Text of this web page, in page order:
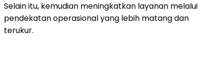
Selain itu, kemudian meningkatkan layanan melalui
pendekatan operasional yang lebih matang dan
terukur.